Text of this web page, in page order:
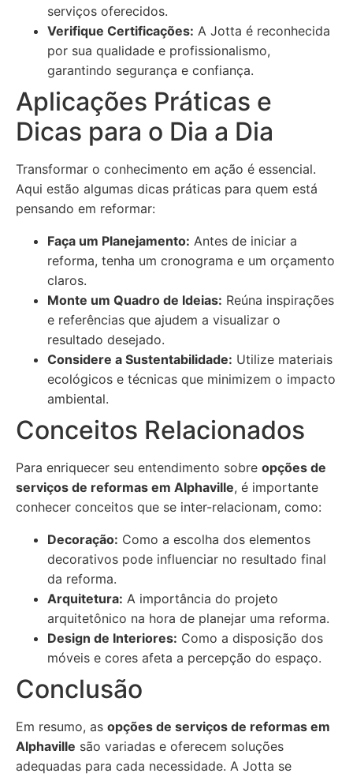
serviços oferecidos.
Verifique Certificações: A Jotta é reconhecida
por sua qualidade e profissionalismo,
garantindo segurança e confiança.
Aplicações Práticas e
Dicas para o Dia a Dia
Transformar o conhecimento em ação é essencial.
Aqui estão algumas dicas práticas para quem está
pensando em reformar:
Faça um Planejamento: Antes de iniciar a
reforma, tenha um cronograma e um orçamento
claros.
Monte um Quadro de Ideias: Reúna inspirações
e referências que ajudem a visualizar o
resultado desejado.
Considere a Sustentabilidade: Utilize materiais
ecológicos e técnicas que minimizem o impacto
ambiental.
Conceitos Relacionados
Para enriquecer seu entendimento sobre opções de
serviços de reformas em Alphaville, é importante
conhecer conceitos que se inter-relacionam, como:
Decoração: Como a escolha dos elementos
decorativos pode influenciar no resultado final
da reforma.
Arquitetura: A importância do projeto
arquitetônico na hora de planejar uma reforma.
Design de Interiores: Como a disposição dos
móveis e cores afeta a percepção do espaço.
Conclusão
Em resumo, as opções de serviços de reformas em
Alphaville são variadas e oferecem soluções
adequadas para cada necessidade. A Jotta se